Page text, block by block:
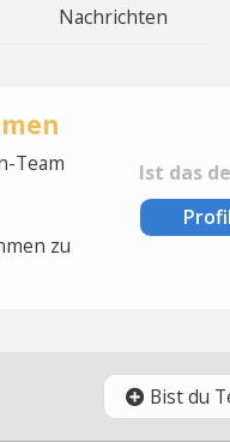
Nachrichten
Team
zu
Ist das
Bist du